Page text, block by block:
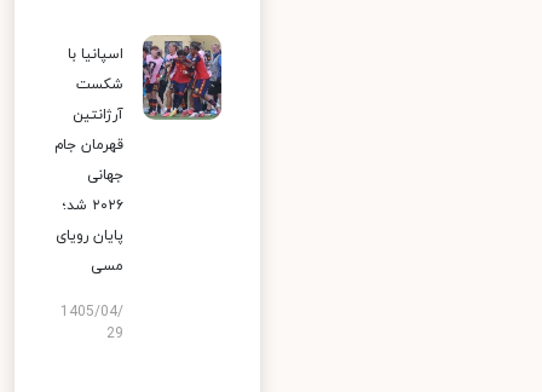
اسپانیا با
شکست
آرژانتین
قهرمان جام
جهانی
۲۰۲۶ شد؛
پایان رویای
مسی
1405/04/
29